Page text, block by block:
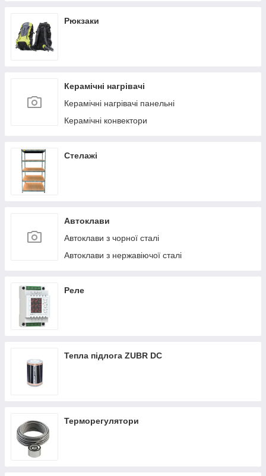
Рюкзаки
Керамічні нагрівачі
Керамічні нагрівачі панельні
Керамічні конвектори
Стелажі
Автоклави
Автоклави з чорної сталі
Автоклави з нержавіючої сталі
Реле
Тепла підлога ZUBR DC
Терморегулятори